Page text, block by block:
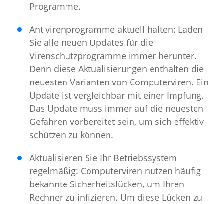
Programme.
Antivirenprogramme aktuell halten: Laden
Sie alle neuen Updates für die
Virenschutzprogramme immer herunter.
Denn diese Aktualisierungen enthalten die
neuesten Varianten von Computerviren. Ein
Update ist vergleichbar mit einer Impfung.
Das Update muss immer auf die neuesten
Gefahren vorbereitet sein, um sich effektiv
schützen zu können.
Aktualisieren Sie Ihr Betriebssystem
regelmäßig: Computerviren nutzen häufig
bekannte Sicherheitslücken, um Ihren
Rechner zu infizieren. Um diese Lücken zu